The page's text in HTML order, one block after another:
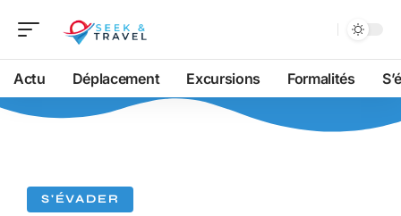
Actu Déplacement Excursions Formalités
S'ÉVADER